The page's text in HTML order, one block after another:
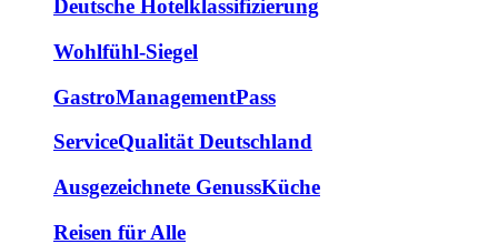
Deutsche Hotelklassifizierung
Wohlfühl-Siegel
GastroManagementPass
ServiceQualität Deutschland
Ausgezeichnete GenussKüche
Reisen für Alle